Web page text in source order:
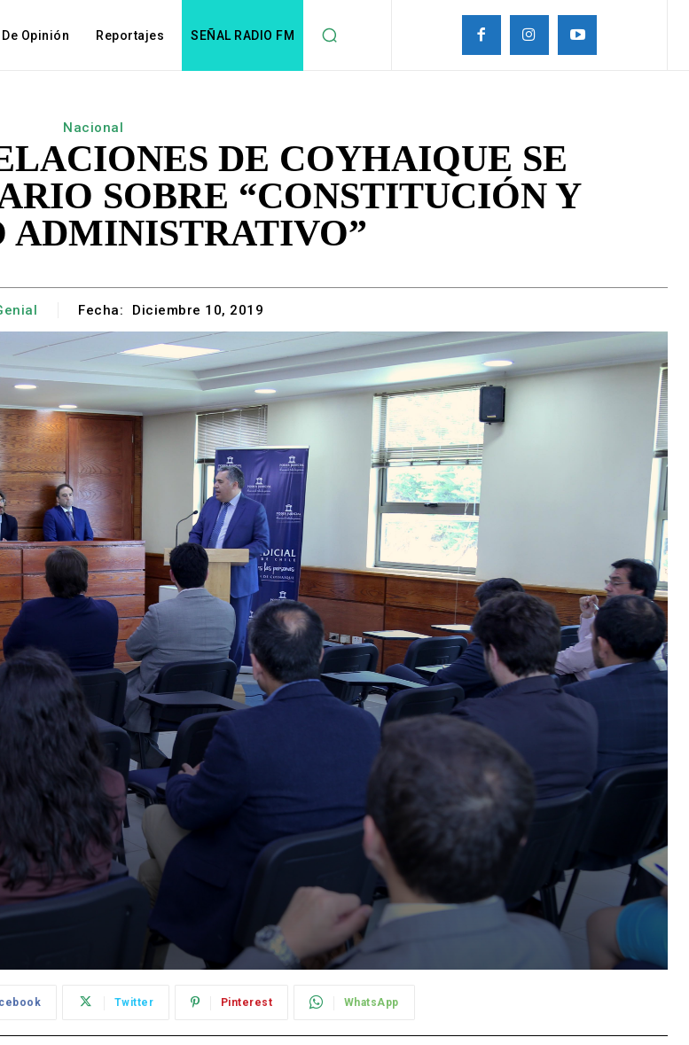
Opinión Reportajes SEÑAL RADIO FM
Nacional
DE COYHAIQUE SE
SOBRE “CONSTITUCIÓN Y
ADMINISTRATIVO”
Fecha: Diciembre 10, 2019
Twitter Pinterest WhatsApp